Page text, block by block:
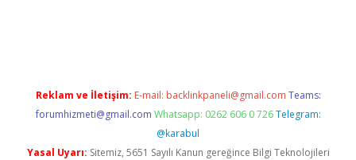
Reklam ve İletişim: E-mail: backlinkpaneli@gmail.com Teams:
forumhizmeti@gmail.com Whatsapp: 0262 606 0 726 Telegram:
@karabul
Yasal Uyarı: Sitemiz, 5651 Sayılı Kanun gereğince Bilgi Teknolojileri